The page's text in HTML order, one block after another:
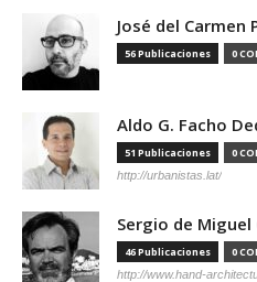
José del Carmen
56 Publicaciones 0
Aldo G. Facho
51 Publicaciones 0
http://urbanistas.lat/
Sergio de Miguel
46 Publicaciones 0
http://www.hand-